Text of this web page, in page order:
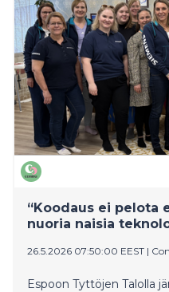
“Koodaus ei pelota
nuoria naisia
26.5.2026 07:50:00 EEST |
Espoon Tyttöjen Talolla